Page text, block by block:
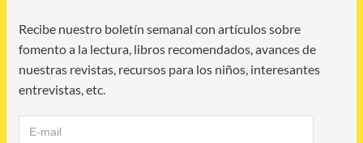
Recibe nuestro boletín semanal con artículos sobre
fomento a la lectura, libros recomendados, avances de
nuestras revistas, recursos para los niños, interesantes
entrevistas, etc.